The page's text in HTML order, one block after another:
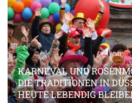
KARNEVAL UND
DIE TRADITIONEN IN
HEUTE LEBENDIG